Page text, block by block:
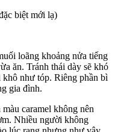
biệt mới lạ)
loãng khoảng nửa tiếng
ăn. Tránh thái dày sẽ khó
như tóp. Riêng phần bì
gia đình.
caramel không nên
Nhiều người không